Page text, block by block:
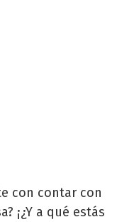
con contar con
¡¿Y a qué estás